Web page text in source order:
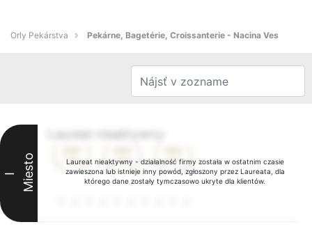
Orly Pekárstva Pekárne, Bagetérie, Croissanterie - Nacina Ves
Laureat nieaktywny - działalność firmy została w ostatnim czasie
zawieszona lub istnieje inny powód, zgłoszony przez Laureata, dla
którego dane zostały tymczasowo ukryte dla klientów.
I Miesto